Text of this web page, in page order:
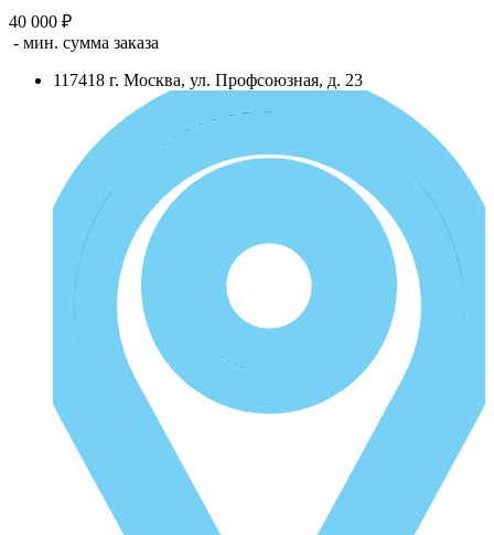
40 000 ₽
- мин. сумма заказа
117418 г. Москва, ул. Профсоюзная, д. 23